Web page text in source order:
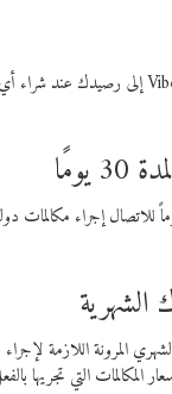
المرونة اللازمة
المكالمات التي تجريها